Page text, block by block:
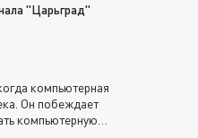
"Царьград"
компьютерная
Он побеждает
компьютерную